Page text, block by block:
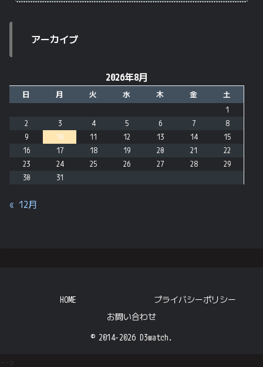
アーカイブ
2026年8月
日 月 火 水 木 金
土
1
2
3 4 5 6 7
8
9
10 11 12 13 14
15
16
17 18 19 20 21
22
23
24 25 26 27 28
29
30
31
« 12月
HOME
プライバシーポリシー
お問い合わせ
© 2014-2026 D3watch.
-->